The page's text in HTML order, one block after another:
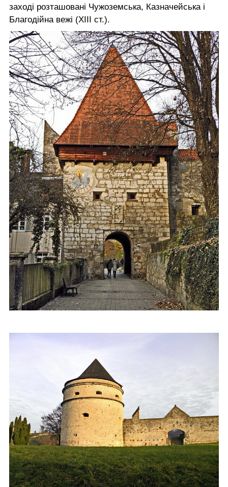
заході розташовані Чужоземська, Казначейська і
Благодійна вежі (XIII ст.).